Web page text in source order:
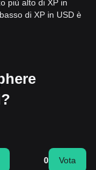
più alto di XP in
di XP in USD è
0 Vota